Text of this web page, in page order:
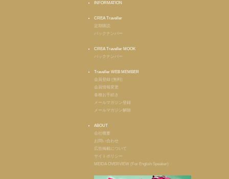
INFORMATION
CREA Traveller
定期購読
バックナンバー
CREA Traveller MOOK
バックナンバー
Traveller WEB MEMBER
会員登録 (無料)
会員情報変更
各種お手続き
メールマガジン登録
メールマガジン解除
ABOUT
会社概要
お問い合わせ
広告掲載について
サイトポリシー
MEIDA OVERVIEW (For English Speaker)